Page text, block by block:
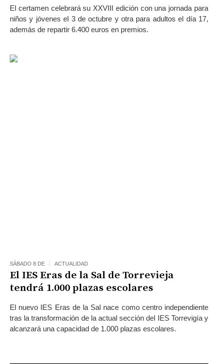
El certamen celebrará su XXVIII edición con una jornada para
niños y jóvenes el 3 de octubre y otra para adultos el día 17,
además de repartir 6.400 euros en premios.
SÁBADO 8 DE ACTUALIDAD
El IES Eras de la Sal de Torrevieja
tendrá 1.000 plazas escolares
El nuevo IES Eras de la Sal nace como centro independiente
tras la transformación de la actual sección del IES Torrevigía y
alcanzará una capacidad de 1.000 plazas escolares.